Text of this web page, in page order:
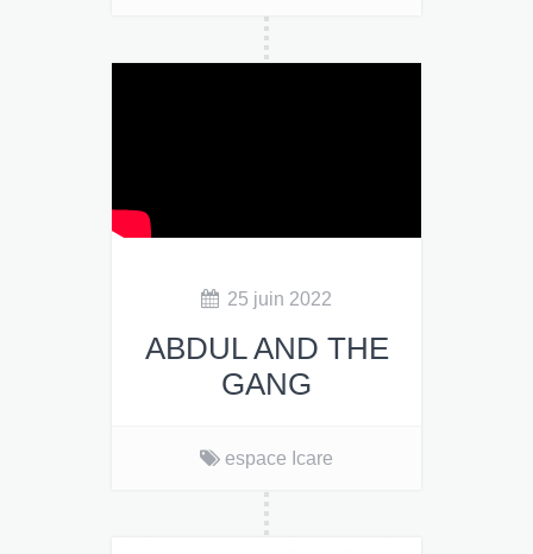
Les Frères Smith.
25 juin 2022
ABDUL AND THE
GANG
Abdul and the Gang.
espace Icare